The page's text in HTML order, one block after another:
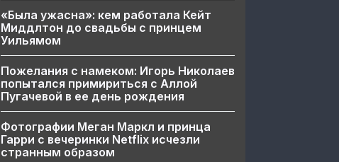
«Была ужасна»: кем работала Кейт
Миддлтон до свадьбы с принцем
Уильямом
Пожелания с намеком: Игорь Николаев
попытался примириться с Аллой
Пугачевой в ее день рождения
Фотографии Меган Маркл и принца
Гарри с вечеринки Netflix исчезли
странным образом